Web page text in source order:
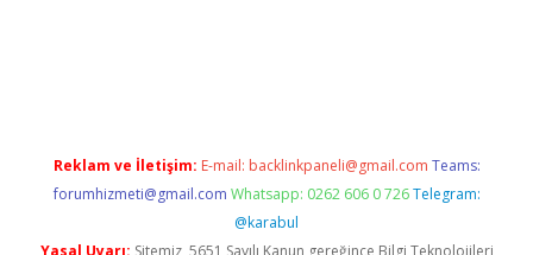
Reklam ve İletişim: E-mail: backlinkpaneli@gmail.com Teams:
forumhizmeti@gmail.com Whatsapp: 0262 606 0 726 Telegram:
@karabul
Yasal Uyarı: Sitemiz, 5651 Sayılı Kanun gereğince Bilgi Teknolojileri